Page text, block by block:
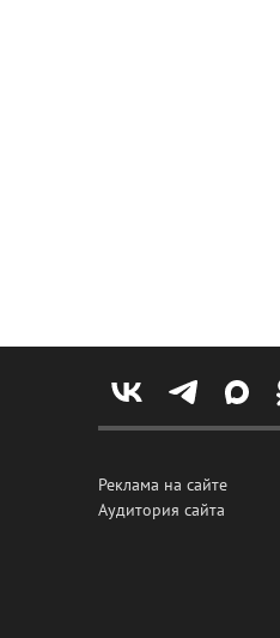
Реклама на сайте
Аудитория сайта